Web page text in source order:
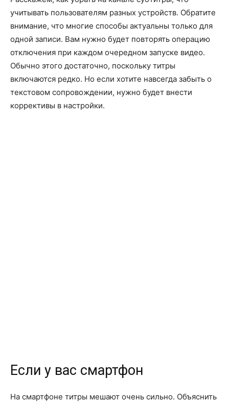
учитывать пользователям разных устройств. Обратите
внимание, что многие способы актуальны только для
одной записи. Вам нужно будет повторять операцию
отключения при каждом очередном запуске видео.
Обычно этого достаточно, поскольку титры
включаются редко. Но если хотите навсегда забыть о
текстовом сопровождении, нужно будет внести
коррективы в настройки.
Если у вас смартфон
На смартфоне титры мешают очень сильно. Объяснить